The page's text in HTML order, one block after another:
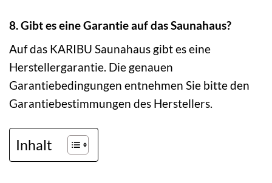
8. Gibt es eine Garantie auf das Saunahaus?
Auf das KARIBU Saunahaus gibt es eine
Herstellergarantie. Die genauen
Garantiebedingungen entnehmen Sie bitte den
Garantiebestimmungen des Herstellers.
Inhalt